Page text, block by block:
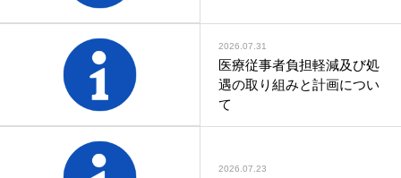
2026.07.31
医療従事者負担軽減及び処
遇の取り組みと計画につい
て
2026.07.23